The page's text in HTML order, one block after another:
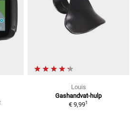
Louis
Gashandvat-hulp
€ 9,991